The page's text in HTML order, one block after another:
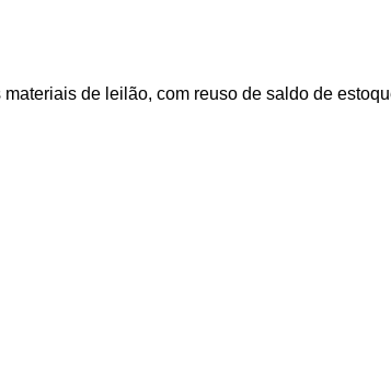
de leilão, com reuso de saldo de